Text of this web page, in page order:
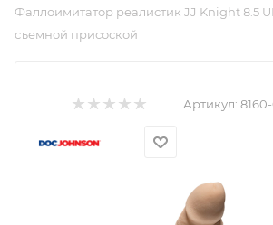
Фаллоимитатор реалистик JJ Knight 8.5
съемной присоской
Артикул: